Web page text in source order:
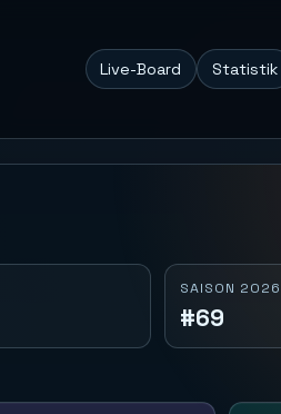
Live-Board Statistik
SAISON 2026
#69